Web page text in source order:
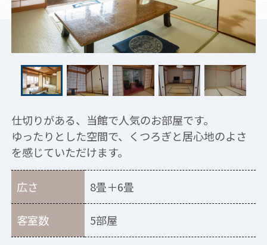
仕切りがある、当館で人気のお部屋です。
ゆったりとした空間で、くつろぎと居心地のよさ
を感じていただけます。
広さ 8畳＋6畳
客室数 5部屋